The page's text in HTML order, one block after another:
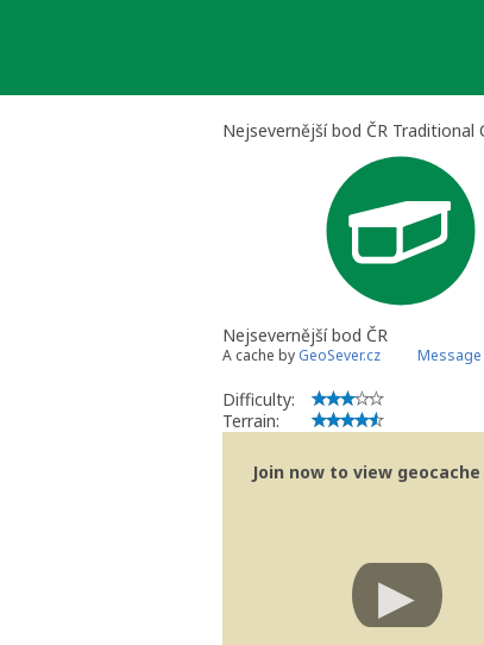
Nejsevernější bod ČR Traditional
Nejsevernější bod ČR
A cache by GeoSever.cz
Difficulty:
Terrain:
Join now to view